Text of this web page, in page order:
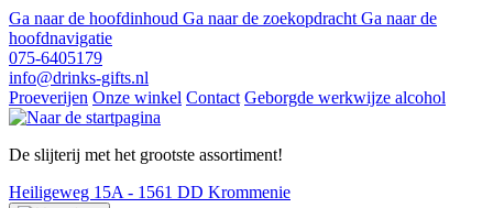
Ga naar de hoofdinhoud Ga naar de zoekopdracht Ga naar de
hoofdnavigatie
075-6405179
info@drinks-gifts.nl
Proeverijen Onze winkel Contact Geborgde werkwijze alcohol
De slijterij met het grootste assortiment!
Heiligeweg 15A - 1561 DD Krommenie